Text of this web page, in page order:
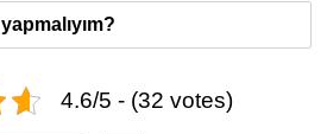
4.6/5 - (32 votes)